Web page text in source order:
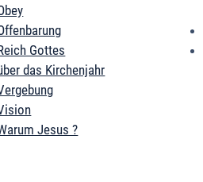
Gottes
das Kirchenjahr
Jesus ?